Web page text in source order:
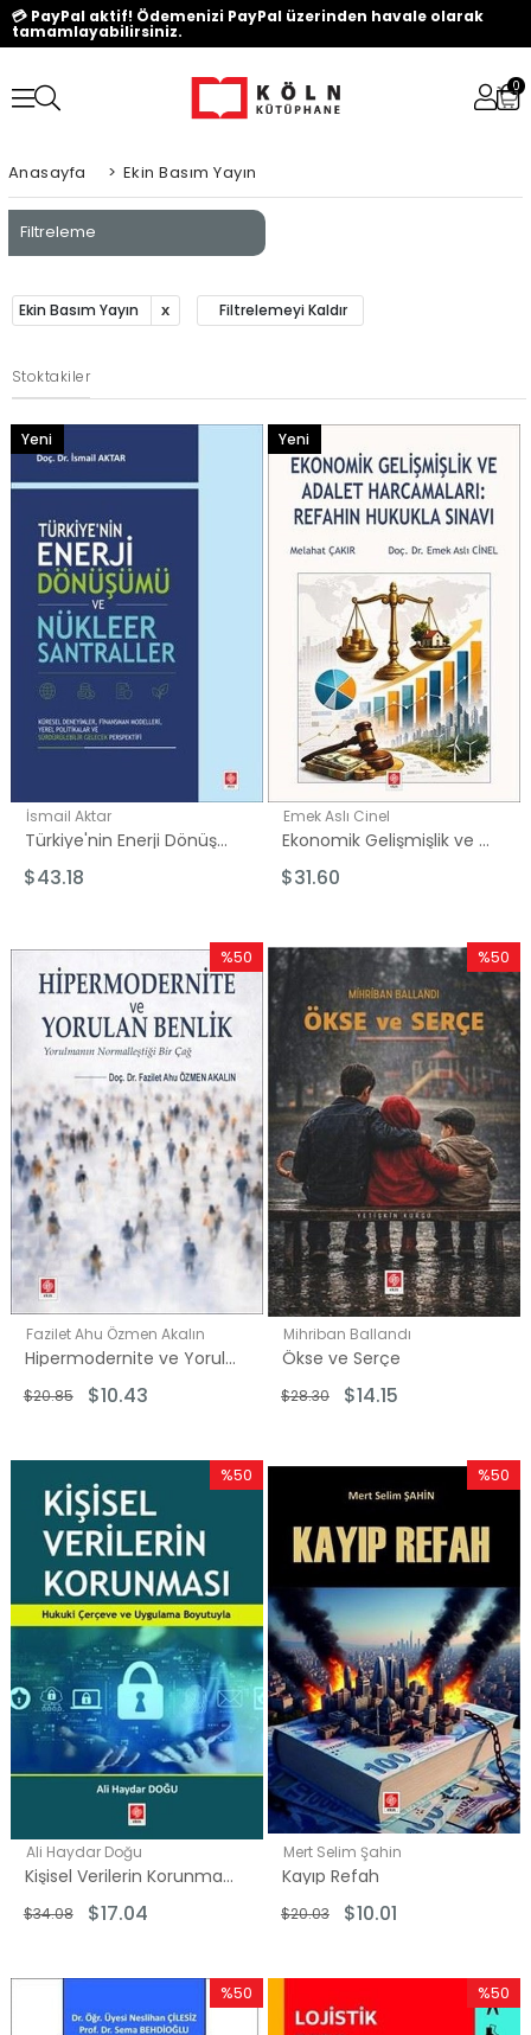
💳 PayPal aktif! Ödemenizi PayPal üzerinden havale olarak
tamamlayabilirsiniz.
0
Anasayfa > Ekin Basım Yayın
Filtreleme
Ekin Basım Yayın Filtrelemeyi Kaldır
Stoktakiler
İsmail Aktar
Türkiye'nin Enerji Dönüşümü ve Nükleer Santraller
$43.18
Yeni
Ürün
Emek Aslı Cinel
Ekonomik Gelişmişlik ve Adalet Harcamaları: Refahın Hukukla Sınavı
$31.60
Yeni
Ürün
Fazilet Ahu Özmen Akalın
Hipermodernite ve Yorulan Benlik - Yorulmanın Normalleştiği Bir Çağ
$10.43
$20.85
%50
İndirim
%50İndirim
Mihriban Ballandı
Ökse ve Serçe
$14.15
$28.30
%50
İndirim
Ali Haydar Doğu
Kişisel Verilerin Korunması - Hukuki Çerçeve ve Uygulama Boyutuyla
$17.04
$34.08
%50
%50İndirim
Mert Selim Şahin
Kayıp Refah
$10.01
$20.03
%50
%50
%50
İndirim